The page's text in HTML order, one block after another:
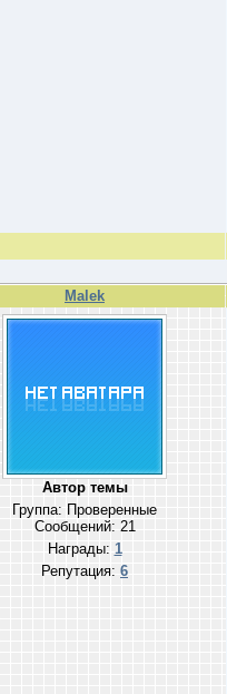
Malek
Автор темы
Группа: Проверенные
Сообщений: 21
Награды: 1
Репутация: 6